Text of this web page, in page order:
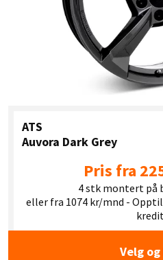
ATS
Auvora Dark Grey
Pris fra
4 stk montert på
eller fra 1074 kr/mnd -
Velg